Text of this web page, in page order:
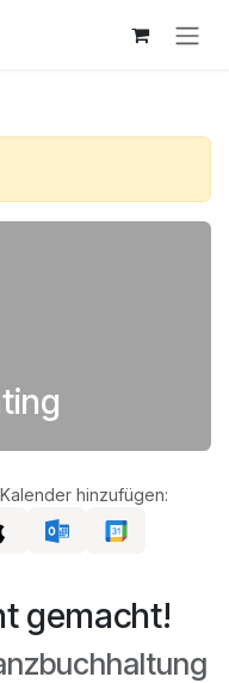
hinzufügen:
gemacht!